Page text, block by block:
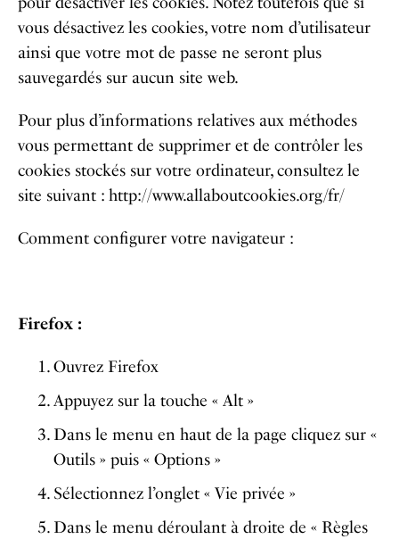
vous désactivez les cookies, votre nom d’utilisateur
ainsi que votre mot de passe ne seront plus
sauvegardés sur aucun site web.
Pour plus d’informations relatives aux méthodes
vous permettant de supprimer et de contrôler les
cookies stockés sur votre ordinateur, consultez le
site suivant : http://www.allaboutcookies.org/fr/
Comment configurer votre navigateur :
Firefox :
Ouvrez Firefox
Appuyez sur la touche « Alt »
Dans le menu en haut de la page cliquez sur «
Outils » puis « Options »
Sélectionnez l’onglet « Vie privée »
Dans le menu déroulant à droite de « Règles